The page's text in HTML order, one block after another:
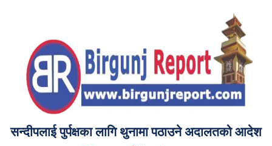
सन्दीपलाई पुर्पक्षका लागि थुनामा पठाउने अदालतको आदेश